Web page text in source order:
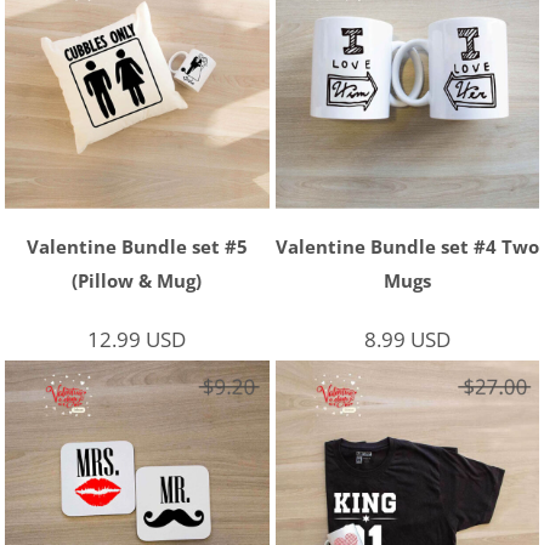
Valentine Bundle set #5
(Pillow & Mug)
12.99 USD
Valentine Bundle set #4 Two
Mugs
8.99 USD